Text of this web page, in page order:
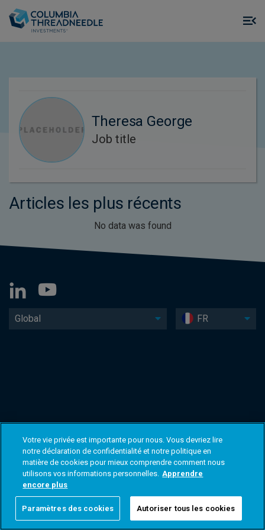
Theresa George
Job title
Articles les plus récents
No data was found
Global FR
Votre vie privée est importante pour nous. Vous devriez lire
notre déclaration de confidentialité et notre politique en
matière de cookies pour mieux comprendre comment nous
utilisons vos informations personnelles. Apprendre
encore plus
Paramètres des cookies Autoriser tous les cookies